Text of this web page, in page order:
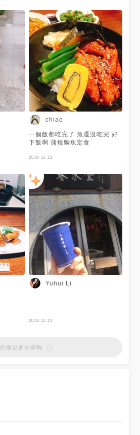
chiao
一個飯都吃完了 魚還沒吃完 好
下飯啊 蒲燒鯛魚定食
2019-11-21
Yuhui Li
2019-11-21
想看更多分享嗎